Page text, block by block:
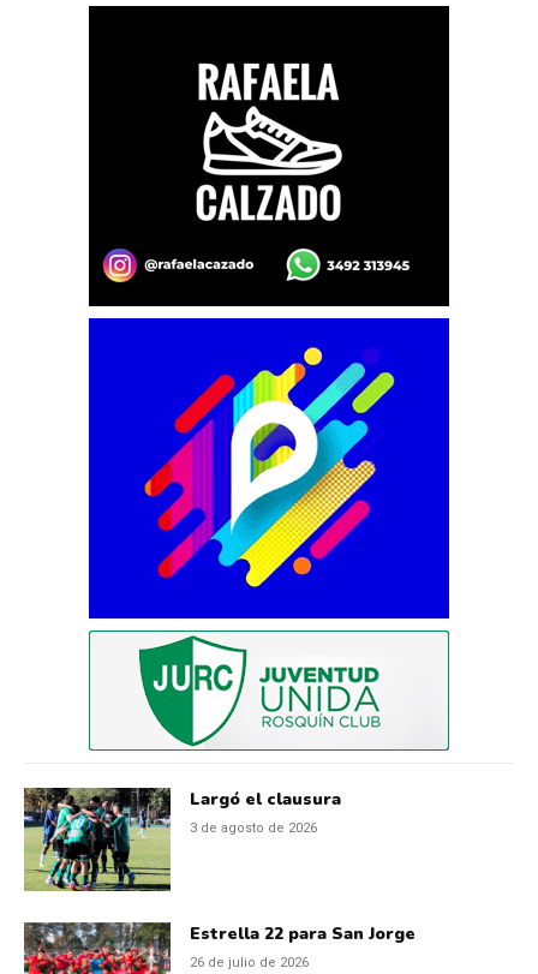
Largó el clausura
3 de agosto de 2026
Estrella 22 para San Jorge
26 de julio de 2026